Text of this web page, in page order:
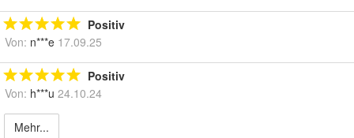
Positiv
Von: n***e 17.09.25
Positiv
Von: h***u 24.10.24
Mehr...